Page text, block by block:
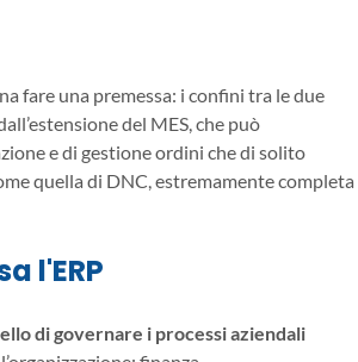
fare una premessa: i confini tra le due
del MES, che può
e di gestione ordini che di solito
quella di DNC, estremamente completa
l'ERP
di governare i processi aziendali